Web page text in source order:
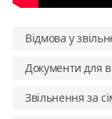
Відмова у
Документи для
Звільнення за